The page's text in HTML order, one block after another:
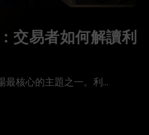
交易者如何解讀利
核心的主題之一。利...